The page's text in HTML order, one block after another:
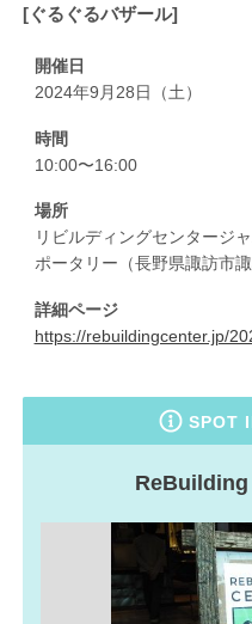
[ぐるぐるバザール]
開催日
2024年9月28日（土）
時間
10:00〜16:00
場所
リビルディングセンタージ
ポータリー（長野県諏訪市諏
詳細ページ
https://rebuildingcenter.jp/
SPOT
ReBuilding